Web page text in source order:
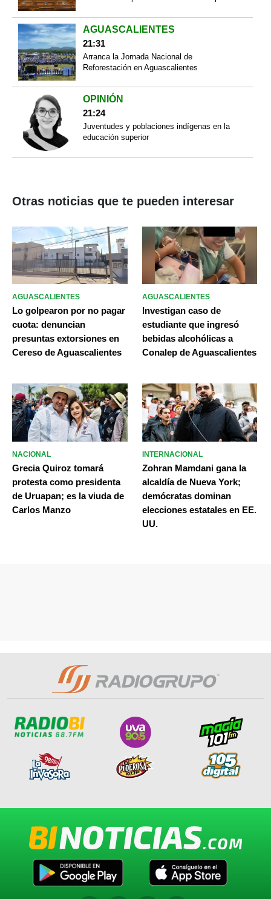
AGUASCALIENTES
21:31
Arranca la Jornada Nacional de
Reforestación en Aguascalientes
OPINIÓN
21:24
Juventudes y poblaciones indígenas en la
educación superior
Otras noticias que te pueden interesar
AGUASCALIENTES
Lo golpearon por no pagar
cuota: denuncian
presuntas extorsiones en
Cereso de Aguascalientes
AGUASCALIENTES
Investigan caso de
estudiante que ingresó
bebidas alcohólicas a
Conalep de Aguascalientes
NACIONAL
Grecia Quiroz tomará
protesta como presidenta
de Uruapan; es la viuda de
Carlos Manzo
INTERNACIONAL
Zohran Mamdani gana la
alcaldía de Nueva York;
demócratas dominan
elecciones estatales en EE.
UU.